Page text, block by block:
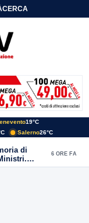
CERCA
19°C
Salerno26°C
di
del
6 ORE FA